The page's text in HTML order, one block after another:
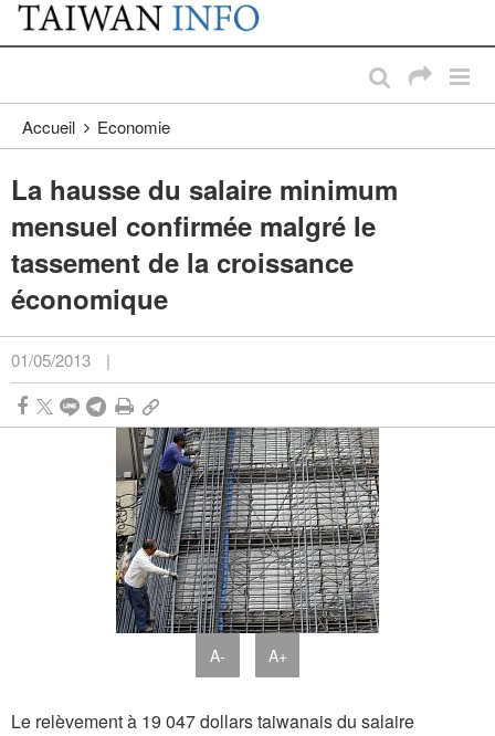
Passer au contenu principal
:::
Accueil Economie
La hausse du salaire minimum
mensuel confirmée malgré le
tassement de la croissance
économique
01/05/2013 |
A- A+
Le relèvement à 19 047 dollars taiwanais du salaire